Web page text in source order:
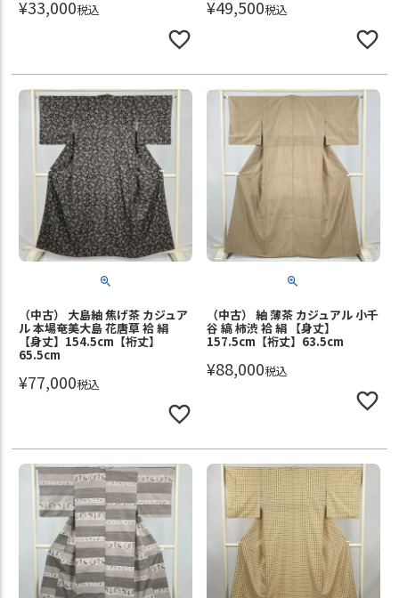
¥33,000税込 ¥49,500税込
（中古） 大島紬 焦げ茶 カジュア
ル 本場奄美大島 花唐草 袷 絹
【身丈】154.5cm【裄丈】
65.5cm
¥77,000税込
（中古） 紬 薄茶 カジュアル 小千
谷 縞 柿渋 袷 絹 【身丈】
157.5cm【裄丈】63.5cm
¥88,000税込